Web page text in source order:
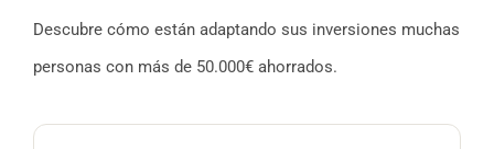
Descubre cómo están adaptando sus inversiones muchas
personas con más de 50.000€ ahorrados.